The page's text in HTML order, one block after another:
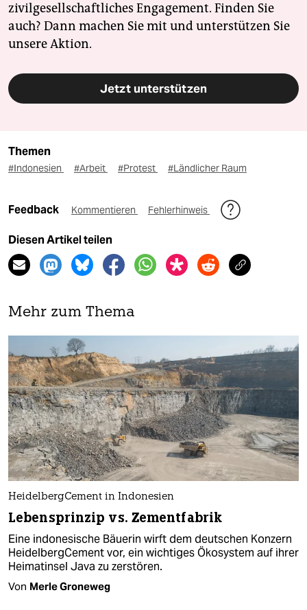
zivilgesellschaftliches Engagement. Finden Sie
auch? Dann machen Sie mit und unterstützen Sie
unsere Aktion.
Jetzt unterstützen
Themen
#Indonesien #Arbeit #Protest #Ländlicher Raum
Feedback Kommentieren Fehlerhinweis
Diesen Artikel teilen
Mehr zum Thema
HeidelbergCement in Indonesien
Lebensprinzip vs. Zementfabrik
Eine indonesische Bäuerin wirft dem deutschen Konzern
HeidelbergCement vor, ein wichtiges Ökosystem auf ihrer
Heimatinsel Java zu zerstören.
Von Merle Groneweg